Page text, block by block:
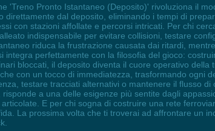
'Treno Pronto Istantaneo (Deposito)' rivoluziona il
direttamente dal deposito, eliminando i tempi di
con stazioni affollate e percorsi intricati. Per chi
indispensabile per evitare collisioni, testare
riduca la frustrazione causata dai ritardi,
integra perfettamente con la filosofia del gioco:
bloccati, il deposito diventa il cuore operativo
con un tocco di immediatezza, trasformando ogni
testare tracciati alternativi o mantenere il flusso
a una delle esigenze più sentite dagli
E per chi sogna di costruire una rete
La prossima volta che ti troverai ad affrontare un